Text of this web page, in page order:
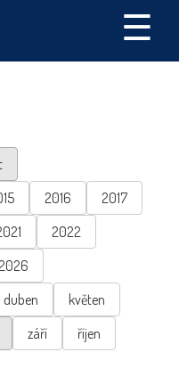
☰
2016
2017
2022
2026
duben
květen
září
říjen